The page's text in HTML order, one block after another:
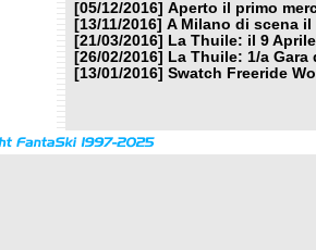
[05/12/2016] Aperto il primo
[13/11/2016] A Milano di scena
[21/03/2016]
La Thuile: il 9
[26/02/2016]
La Thuile: 1/a
[13/01/2016] Swatch Freeride